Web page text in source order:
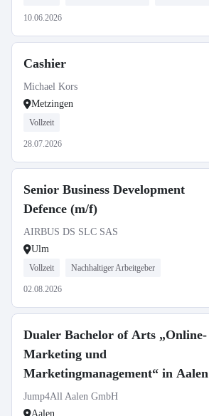
10.06.2026
Cashier
Michael Kors
Metzingen
Vollzeit
28.07.2026
Senior Business Development
Defence (m/f)
AIRBUS DS SLC SAS
Ulm
Vollzeit Nachhaltiger Arbeitgeber
02.08.2026
Dualer Bachelor of Arts „Online-
Marketing und
Marketingmanagement“ in Aalen
Jump4All Aalen GmbH
Aalen